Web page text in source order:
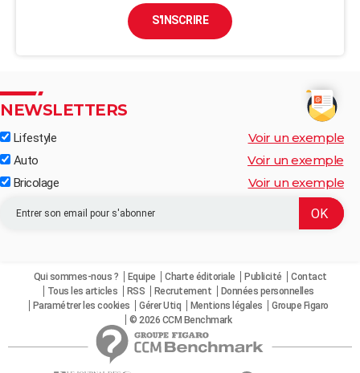
S'INSCRIRE
NEWSLETTERS
Lifestyle Voir un exemple
Auto Voir un exemple
Bricolage Voir un exemple
Qui sommes-nous ? Equipe Charte éditoriale Publicité
Contact
Tous les articles
RSS Recrutement
Données personnelles
Paramétrer les cookies
Gérer Utiq Mentions légales
Groupe Figaro
© 2026 CCM Benchmark